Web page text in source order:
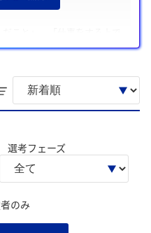
」や「学生時代に力を入れ
な理由としています。一方
主な理由としています。
選考フェーズ
のみ